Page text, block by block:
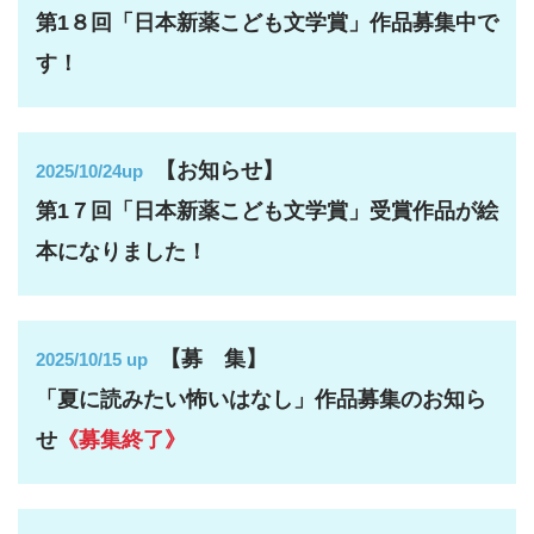
第1８回「日本新薬こども文学賞」作品募集中で
す！
2025/10/24up 【お知らせ】
第1７回「日本新薬こども文学賞」受賞作品が絵
本になりました！
2025/10/15 up
【募 集】
「夏に読みたい怖いはなし」作品募集のお知ら
せ 《募集終了》